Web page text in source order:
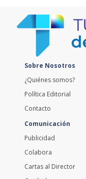
Sobre Nosotros
¿Quiénes somos?
Política Editorial
Contacto
Comunicación
Publicidad
Colabora
Cartas al Director